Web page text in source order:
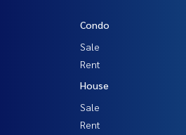
Condo
Sale
Rent
House
Sale
Rent